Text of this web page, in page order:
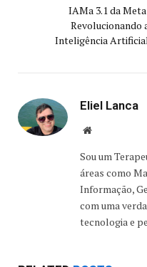
IAMa 3.1 da
Revolucionando
Inteligência
Eliel Lanca
Website
Sou um
áreas como
Informação,
com uma
tecnologia e